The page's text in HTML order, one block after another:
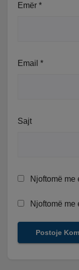
Emër *
Email *
Sajt
Njoftomë me
Njoftomë me